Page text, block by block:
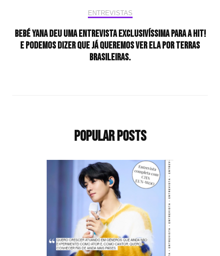
ENTREVISTAS
BEBÉ YANA deu uma entrevista exclusivíssima para a HIT!
e podemos dizer que já queremos ver ela por terras
brasileiras.
Popular Posts